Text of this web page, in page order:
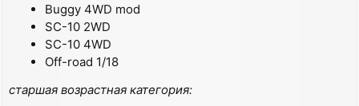
Buggy 4WD mod
SC-10 2WD
SC-10 4WD
Off-road 1/18
старшая возрастная категория: